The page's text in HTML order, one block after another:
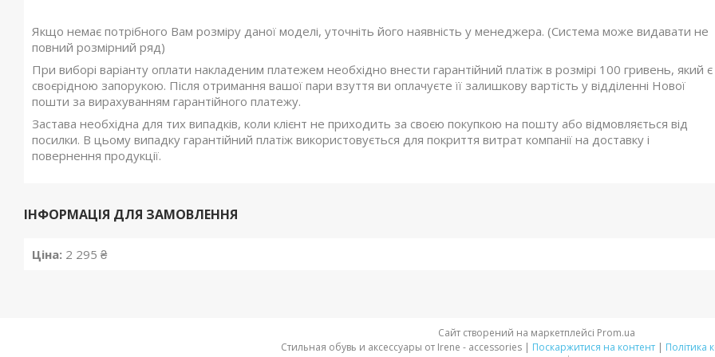
Якщо немає потрібного Вам розміру даної моделі, уточніть його наявність у менеджера. (Система може видавати не
повний розмірний ряд)
При виборі варіанту оплати накладеним платежем необхідно внести гарантійний платіж в розмірі 100 гривень, який є
своєрідною запорукою. Після отримання вашої пари взуття ви оплачуєте її залишкову вартість у відділенні Нової
пошти за вирахуванням гарантійного платежу.
Застава необхідна для тих випадків, коли клієнт не приходить за своєю покупкою на пошту або відмовляється від
посилки. В цьому випадку гарантійний платіж використовується для покриття витрат компанії на доставку і
повернення продукції.
ІНФОРМАЦІЯ ДЛЯ ЗАМОВЛЕННЯ
Ціна: 2 295 ₴
Сайт створений на маркетплейсі Prom.ua
Стильная обувь и аксессуары от Irene - accessories | Поскаржитися на контент | Політика